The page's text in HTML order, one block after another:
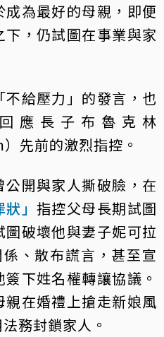
為最好的母親，即便
，仍試圖在事業與家
給壓力」的發言，也
應長子布魯克林
先前的激烈指控。
開與家人撕破臉，在
狀」指控父母長期試圖
破壞他與妻子妮可拉
、散布謊言，甚至宣
下姓名權轉讓協議。
在婚禮上搶走新娘風
務封鎖家人。